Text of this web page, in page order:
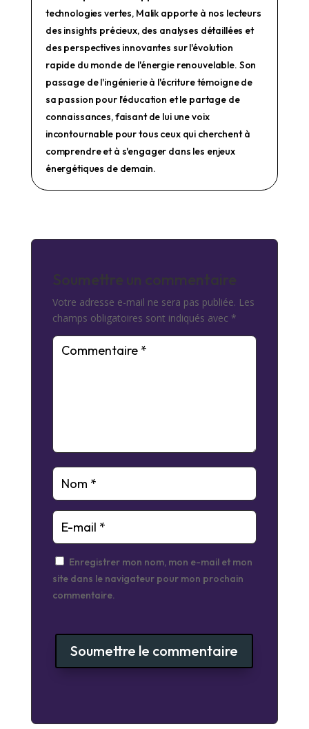
technologies vertes, Malik apporte à nos lecteurs
des insights précieux, des analyses détaillées et
des perspectives innovantes sur l'évolution
rapide du monde de l'énergie renouvelable. Son
passage de l'ingénierie à l'écriture témoigne de
sa passion pour l'éducation et le partage de
connaissances, faisant de lui une voix
incontournable pour tous ceux qui cherchent à
comprendre et à s'engager dans les enjeux
énergétiques de demain.
Soumettre un commentaire
Votre adresse e-mail ne sera pas publiée. Les
champs obligatoires sont indiqués avec *
Enregistrer mon nom, mon e-mail et mon
site dans le navigateur pour mon prochain
commentaire.
Soumettre le commentaire